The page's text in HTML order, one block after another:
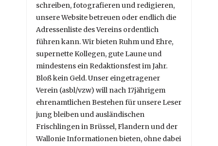
schreiben, fotografieren und redigieren,
unsere Website betreuen oder endlich die
Adressenliste des Vereins ordentlich
führen kann. Wir bieten Ruhm und Ehre,
supernette Kollegen, gute Laune und
mindestens ein Redaktionsfest im Jahr.
Bloß kein Geld. Unser eingetragener
Verein (asbl/vzw) will nach 17jährigem
ehrenamtlichen Bestehen für unsere Leser
jung bleiben und ausländischen
Frischlingen in Brüssel, Flandern und der
Wallonie Informationen bieten, ohne dabei